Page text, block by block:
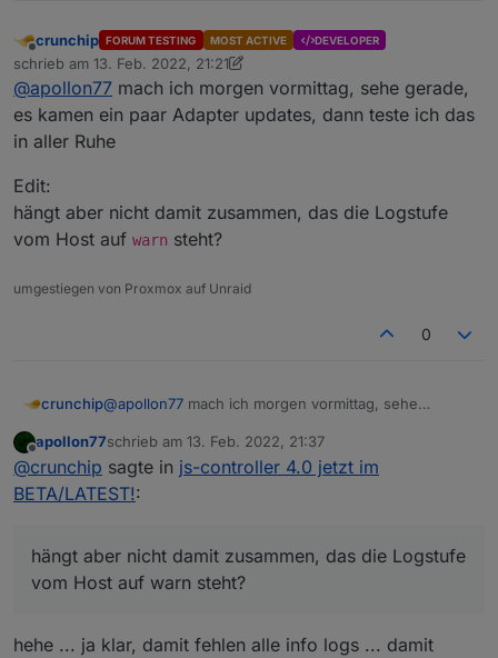
Offline
crunchip FORUM TESTING MOST ACTIVE DEVELOPER
schrieb am 13. Feb. 2022, 21:21
zuletzt editiert von crunchip
@apollon77 mach ich morgen vormittag, sehe gerade,
es kamen ein paar Adapter updates, dann teste ich das
in aller Ruhe
Edit:
hängt aber nicht damit zusammen, das die Logstufe
vom Host auf warn steht?
umgestiegen von Proxmox auf Unraid
0
crunchip@apollon77 mach ich morgen vormittag, sehe
teste ich das in aller Ruhe
Edit:
hängt aber nicht damit zusammen, das die Logstufe
vom Host auf
apollon77schrieb am 13. Feb. 2022, 21:37
zuletzt editiert von
@crunchip sagte in js-controller 4.0 jetzt im
BETA/LATEST!:
hängt aber nicht damit zusammen, das die Logstufe
vom Host auf warn steht?
hehe ... ja klar, damit fehlen alle info logs ... damit